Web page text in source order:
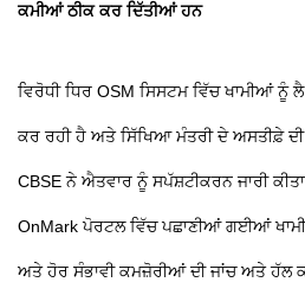
ਕਮੀਆਂ ਠੀਕ ਕਰ ਦਿੱਤੀਆਂ ਹਨ
ਵਿਰੋਧੀ ਧਿਰ OSM ਸਿਸਟਮ ਵਿੱਚ ਖਾਮੀਆਂ ਨੂੰ
ਕਰ ਰਹੀ ਹੈ ਅਤੇ ਸਿੱਖਿਆ ਮੰਤਰੀ ਦੇ ਅਸਤੀਫ਼ੇ
CBSE ਨੇ ਐਤਵਾਰ ਨੂੰ ਸਪੱਸ਼ਟੀਕਰਨ ਜਾਰੀ
OnMark ਪੋਰਟਲ ਵਿੱਚ ਪਛਾਣੀਆਂ ਗਈਆਂ
ਅਤੇ ਹੋਰ ਸੰਭਾਵੀ ਕਮਜ਼ੋਰੀਆਂ ਦੀ ਜਾਂਚ ਅਤੇ ਹੱਲ